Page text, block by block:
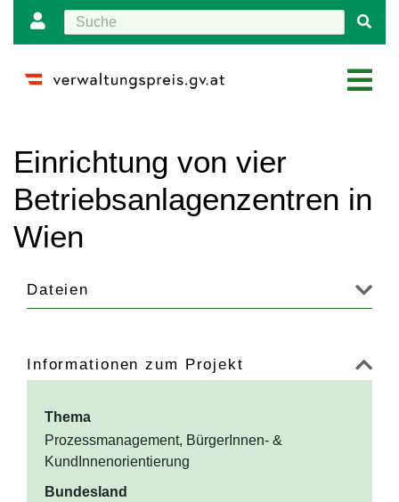
Einrichtung von vier
Betriebsanlagenzentren in
Wien
Dateien
Informationen zum Projekt
Thema
Prozessmanagement, BürgerInnen- &
KundInnenorientierung
Bundesland